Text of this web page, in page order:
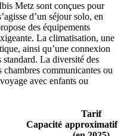
Metz sont conçues pour
d’un séjour solo, en
des équipements
La climatisation, une
ainsi qu’une connexion
La diversité des
chambres communicantes ou
avec enfants ou
Capacité
Tarif
approximatif